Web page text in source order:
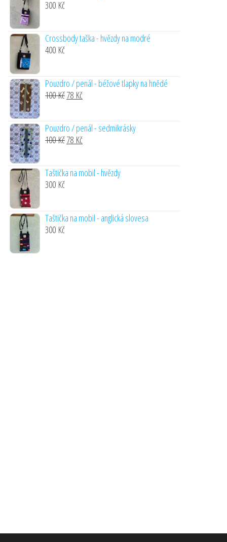
300 Kč
Crossbody taška - hvězdy na modré
400 Kč
Pouzdro / penál - béžové tlapky na hnědé
100KčOriginal
was:
100 Kč.
78 KčCurrent
78 Kč.
Pouzdro / penál - sedmikrásky
100KčOriginal
78 KčCurrent
Taštička na mobil - hvězdy
300 Kč
Taštička na mobil - anglická slovesa
300 Kč